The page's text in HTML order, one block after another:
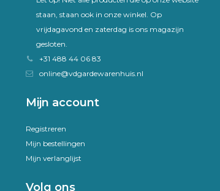
staan, staan ook in onze winkel. Op
vrijdagavond en zaterdag is ons magazijn
gesloten.
+31 488 44 06 83
online@vdgardewarenhuis.nl
Mijn account
Registreren
Mijn bestellingen
Mijn verlanglijst
Volg ons